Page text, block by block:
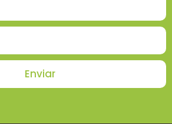
Enviar